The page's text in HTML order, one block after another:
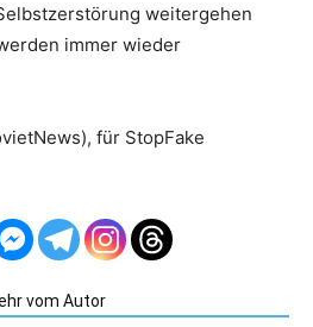
weitergehen
immer wieder
für StopFake
vom Autor